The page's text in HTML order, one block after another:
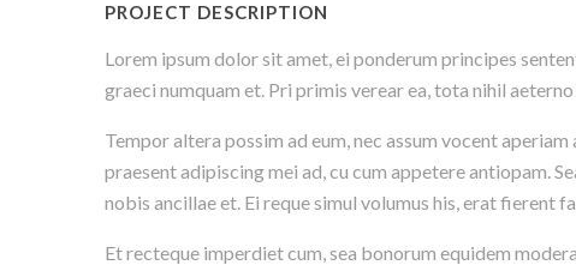
PROJECT DESCRIPTION
Lorem ipsum dolor sit amet, ei ponderum principes
graeci numquam et. Pri primis verear ea, tota nihil
Tempor altera possim ad eum, nec assum vocent
praesent adipiscing mei ad, cu cum appetere antiopam.
nobis ancillae et. Ei reque simul volumus his, erat fierent
Et recteque imperdiet cum, sea bonorum equidem